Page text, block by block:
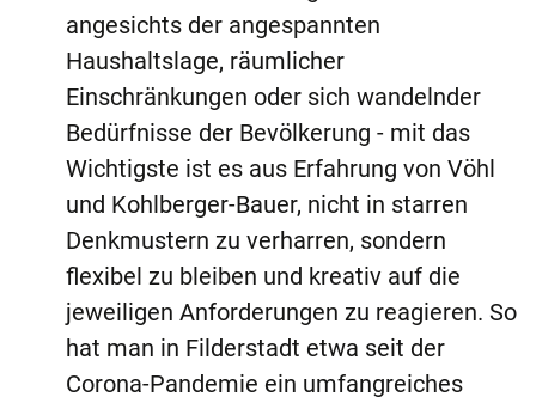
angesichts der angespannten
Haushaltslage, räumlicher
Einschränkungen oder sich wandelnder
Bedürfnisse der Bevölkerung - mit das
Wichtigste ist es aus Erfahrung von Vöhl
und Kohlberger-Bauer, nicht in starren
Denkmustern zu verharren, sondern
flexibel zu bleiben und kreativ auf die
jeweiligen Anforderungen zu reagieren. So
hat man in Filderstadt etwa seit der
Corona-Pandemie ein umfangreiches